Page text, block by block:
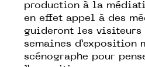
production à la
en effet appel à des
guideront les visiteurs
semaines d’exposition
scénographe pour